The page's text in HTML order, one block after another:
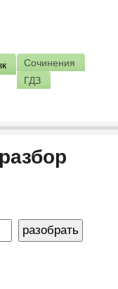
Сочинения
ГДЗ